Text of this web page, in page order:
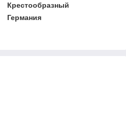
Крестообразный
Германия